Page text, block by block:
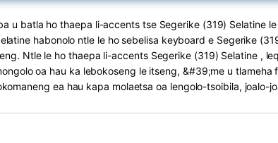
u batla ho thaepa li-accents tse Segerike (319) Selatine
habonolo ntle le ho sebelisa keyboard e Segerike
Ntle le ho thaepa li-accents Segerike (319) Selatine ,
oa hau ka lebokoseng le itseng, &#39;me u tlameha
ea hau kapa molaetsa oa lengolo-tsoibila, joalo-